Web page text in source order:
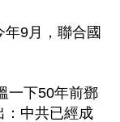
9月，聯合國
一下50年前鄧
：中共已經成